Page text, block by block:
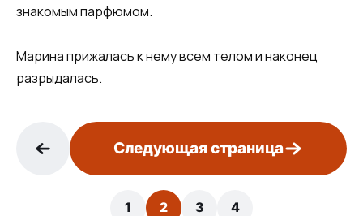
знакомым парфюмом.
Марина прижалась к нему всем телом и наконец
разрыдалась.
Следующая страница
1 2 3 4